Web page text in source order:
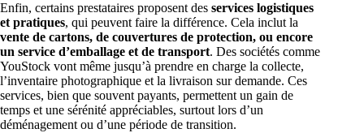
Enfin, certains prestataires proposent des services logistiques
et pratiques, qui peuvent faire la différence. Cela inclut la
vente de cartons, de couvertures de protection, ou encore
un service d’emballage et de transport. Des sociétés comme
YouStock vont même jusqu’à prendre en charge la collecte,
l’inventaire photographique et la livraison sur demande. Ces
services, bien que souvent payants, permettent un gain de
temps et une sérénité appréciables, surtout lors d’un
déménagement ou d’une période de transition.